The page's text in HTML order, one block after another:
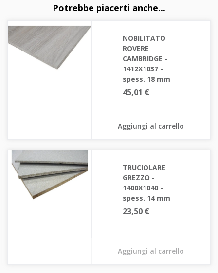
Potrebbe piacerti anche...
NOBILITATO
ROVERE
CAMBRIDGE -
1412X1037 -
spess. 18 mm
45,01 €
Aggiungi al carrello
TRUCIOLARE
GREZZO -
1400X1040 -
spess. 14 mm
23,50 €
Aggiungi al carrello